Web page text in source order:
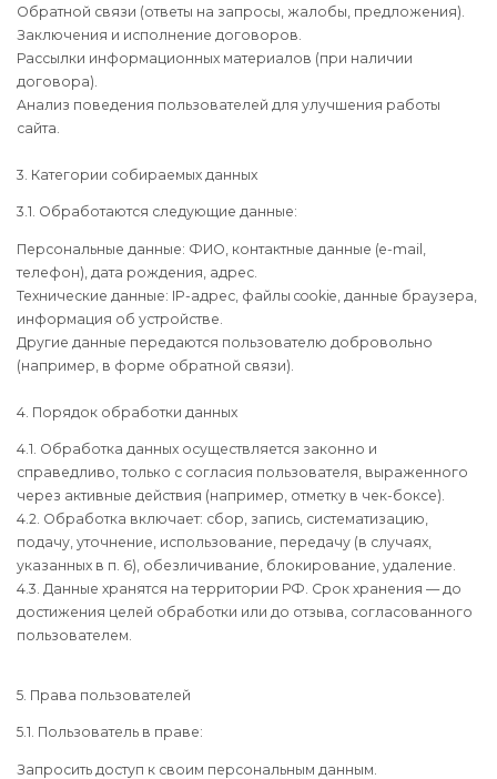
Обратной связи (ответы на запросы, жалобы, предложения).
Заключения и исполнение договоров.
Рассылки информационных материалов (при наличии
договора).
Анализ поведения пользователей для улучшения работы
сайта.
3. Категории собираемых данных
3.1. Обработаются следующие данные:
Персональные данные: ФИО, контактные данные (e-mail,
телефон), дата рождения, адрес.
Технические данные: IP-адрес, файлы cookie, данные браузера,
информация об устройстве.
Другие данные передаются пользователю добровольно
(например, в форме обратной связи).
4. Порядок обработки данных
4.1. Обработка данных осуществляется законно и
справедливо, только с согласия пользователя, выраженного
через активные действия (например, отметку в чек-боксе).
4.2. Обработка включает: сбор, запись, систематизацию,
подачу, уточнение, использование, передачу (в случаях,
указанных в п. 6), обезличивание, блокирование, удаление.
4.3. Данные хранятся на территории РФ. Срок хранения — до
достижения целей обработки или до отзыва, согласованного
пользователем.
5. Права пользователей
5.1. Пользователь в праве:
Запросить доступ к своим персональным данным.